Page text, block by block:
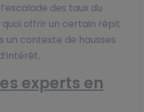
des taux du
quoi offrir un certain répit
un contexte de hausses
experts en